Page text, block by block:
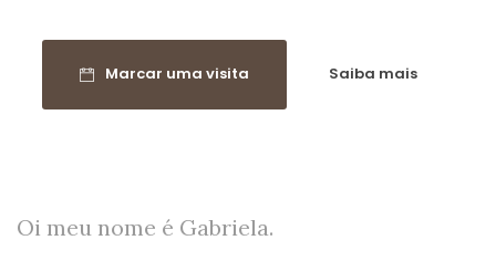
Marcar uma visita Saiba mais
Oi meu nome é Gabriela.